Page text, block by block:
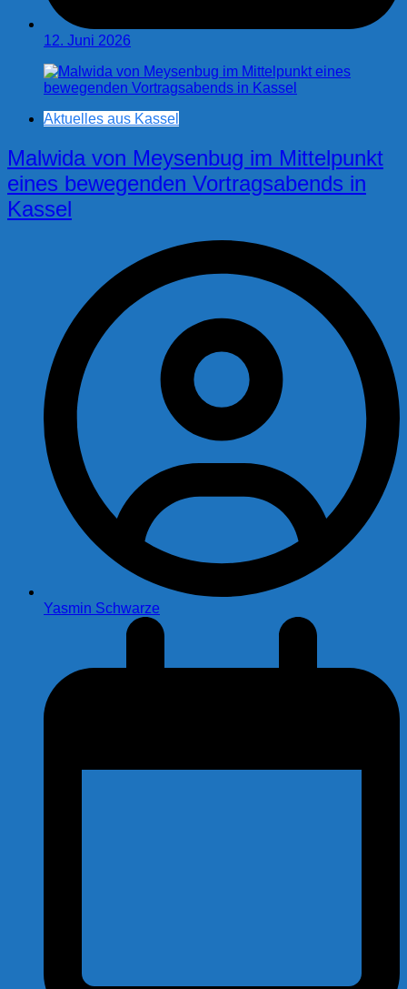
12. Juni 2026
Aktuelles aus Kassel
Malwida von Meysenbug im Mittelpunkt
eines bewegenden Vortragsabends in
Kassel
Yasmin Schwarze